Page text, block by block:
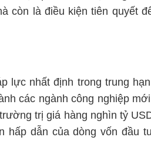
còn là điều kiện tiên quyết
lực nhất định trong trung
các ngành công nghiệp
trị giá hàng nghìn tỷ
hấp dẫn của dòng vốn đầu